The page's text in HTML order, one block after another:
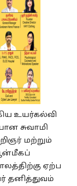
உயர்கல்வி
சுவாமி
மற்றும்
ஏற்ப
தனித்துவம்